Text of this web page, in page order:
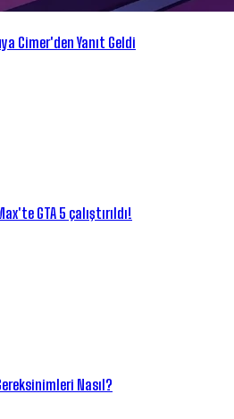
Cimer'den Yanıt Geldi
GTA 5 çalıştırıldı!
Nasıl?